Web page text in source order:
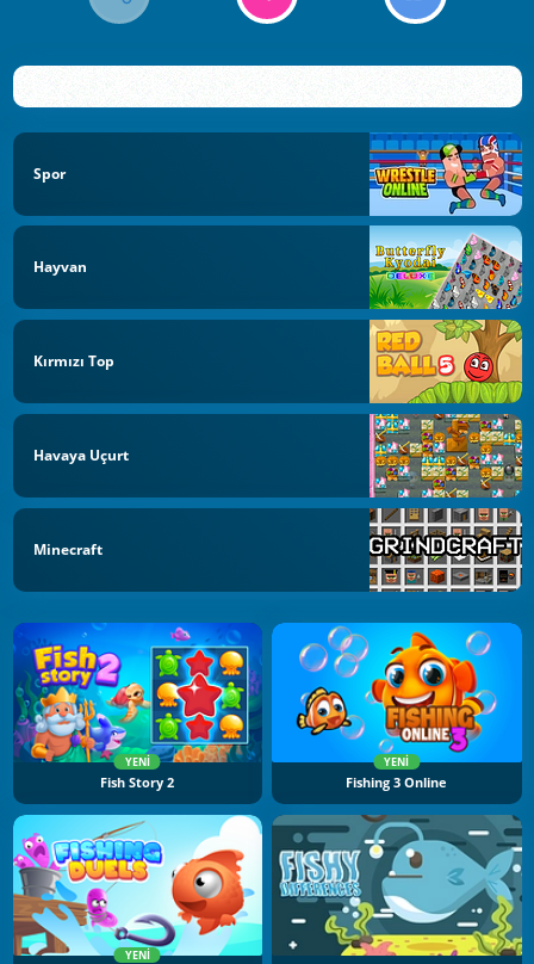
Spor
Hayvan
Kırmızı Top
Havaya Uçurt
Minecraft
YENI
Fish Story 2
YENI
Fishing 3 Online
YENI